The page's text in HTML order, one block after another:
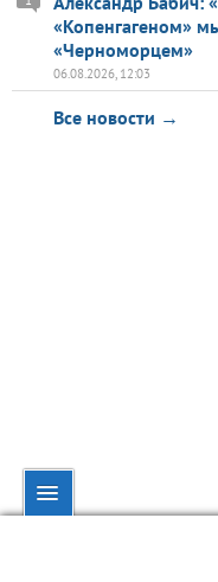
«Копенгагеном»
«Черноморцем»
06.08.2026, 12:03
Все новости →